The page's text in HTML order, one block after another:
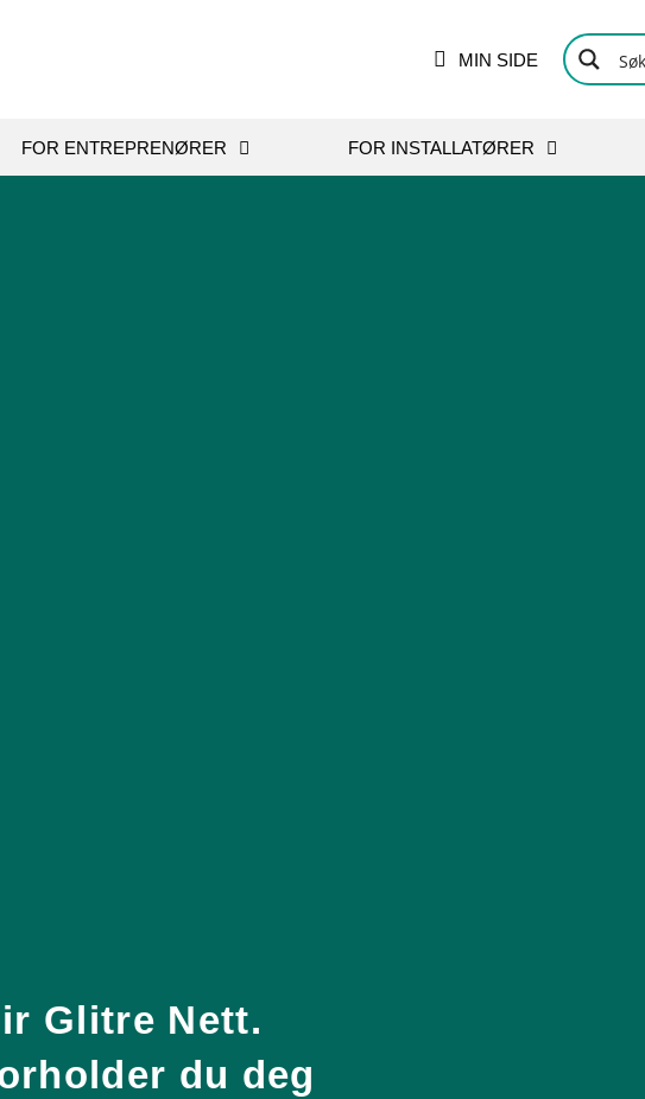
MIN SIDE
FOR ENTREPRENØRER FOR INSTALLATØRER
Glitre Nett.
du deg